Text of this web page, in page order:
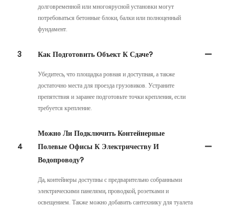
долговременной или многоярусной установки могут
потребоваться бетонные блоки, балки или полноценный
фундамент.
3 Как Подготовить Объект К Сдаче?
Убедитесь, что площадка ровная и доступная, а также
достаточно места для проезда грузовиков. Устраните
препятствия и заранее подготовьте точки крепления, если
требуется крепление.
4
Можно Ли Подключить Контейнерные
Полевые Офисы К Электричеству И
Водопроводу?
Да, контейнеры доступны с предварительно собранными
электрическими панелями, проводкой, розетками и
освещением. Также можно добавить сантехнику для туалета